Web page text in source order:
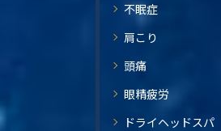
不眠症
肩こり
頭痛
眼精疲労
ドライヘッドスパ